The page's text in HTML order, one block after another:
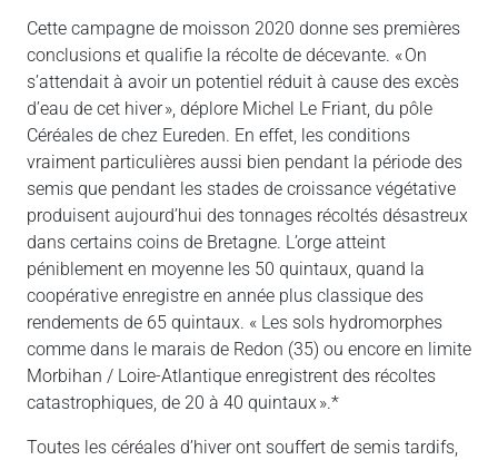
Cette campagne de moisson 2020 donne ses premières
conclusions et qualifie la récolte de décevante. « On
s’attendait à avoir un potentiel réduit à cause des excès
d’eau de cet hiver », déplore Michel Le Friant, du pôle
Céréales de chez Eureden. En effet, les conditions
vraiment particulières aussi bien pendant la période des
semis que pendant les stades de croissance végétative
produisent aujourd’hui des tonnages récoltés désastreux
dans certains coins de Bretagne. L’orge atteint
péniblement en moyenne les 50 quintaux, quand la
coopérative enregistre en année plus classique des
rendements de 65 quintaux. « Les sols hydromorphes
comme dans le marais de Redon (35) ou encore en limite
Morbihan / Loire-Atlantique enregistrent des récoltes
catastrophiques, de 20 à 40 quintaux ».*
Toutes les céréales d’hiver ont souffert de semis tardifs,